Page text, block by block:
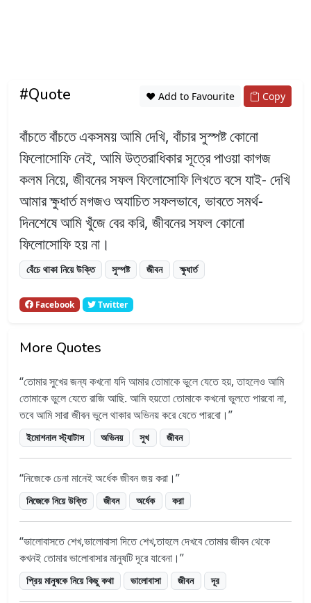
#Quote ❤️ Add to Favourite Copy
বাঁচতে বাঁচতে একসময় আমি দেখি, বাঁচার সুস্পষ্ট কোনো
ফিলোসোফি নেই, আমি উত্তরাধিকার সূত্রে পাওয়া কাগজ
কলম নিয়ে, জীবনের সফল ফিলোসোফি লিখতে বসে যাই- দেখি
আমার ক্ষুধার্ত মগজও অযাচিত সফলভাবে, ভাবতে সমর্থ-
দিনশেষে আমি খুঁজে বের করি, জীবনের সফল কোনো
ফিলোসোফি হয় না।
বেঁচে থাকা নিয়ে উক্তি সুস্পষ্ট জীবন ক্ষুধার্ত
Facebook Twitter
More Quotes
তোমার সুখের জন্য কখনো যদি আমার তোমাকে ভুলে যেতে হয়, তাহলেও আমি
তোমাকে ভুলে যেতে রাজি আছি. আমি হয়তো তোমাকে কখনো ভুলতে পারবো না,
তবে আমি সারা জীবন ভুলে থাকার অভিনয় করে যেতে পারবো।
ইমোশনাল স্ট্যাটাস অভিনয় সুখ জীবন
নিজেকে চেনা মানেই অর্ধেক জীবন জয় করা।
নিজেকে নিয়ে উক্তি জীবন অর্ধেক করা
ভালোবাসতে শেখ,ভালোবাসা দিতে শেখ,তাহলে দেখবে তোমার জীবন থেকে
কখনই তোমার ভালোবাসার মানুষটি দূরে যাবেনা।
প্রিয় মানুষকে নিয়ে কিছু কথা ভালোবাসা জীবন দূর